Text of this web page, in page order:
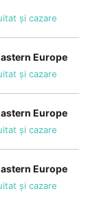
și cazare
Europe
și cazare
Europe
și cazare
Europe
și cazare